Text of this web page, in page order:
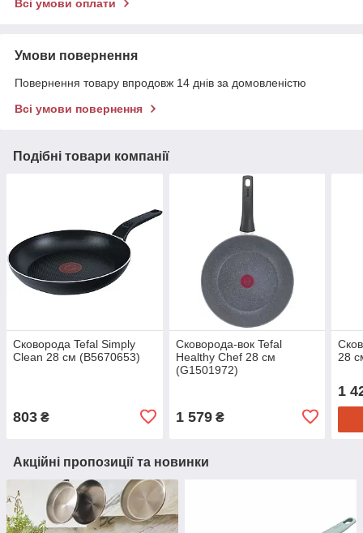
Всі умови оплати
Умови повернення
Повернення товару впродовж 14 днів за домовленістю
Всі умови повернення
Подібні товари компанії
Сковорода Tefal Simply
Clean 28 см (B5670653)
803 ₴
Сковорода-вок Tefal
Healthy Chef 28 см
(G1501972)
1 579₴
28
1
Акційні пропозиції та новинки